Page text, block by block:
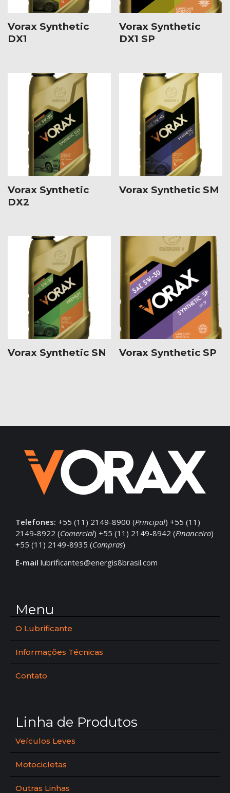
Vorax Synthetic
DX1
Vorax Synthetic
DX1 SP
Vorax Synthetic
DX2
Vorax Synthetic SM
Vorax Synthetic SN Vorax Synthetic SP
Telefones: +55 (11) 2149-8900 (Principal) +55 (11)
2149-8922 (Comercial) +55 (11) 2149-8942 (Financeiro)
+55 (11) 2149-8935 (Compras)
E-mail lubrificantes@energis8brasil.com
Menu
O Lubrificante
Informações Técnicas
Contato
Linha de Produtos
Veículos Leves
Motocicletas
Outras Linhas